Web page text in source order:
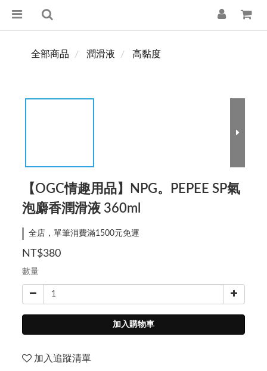
全部商品 潤滑液 高黏度
【OGC情趣用品】NPG。PEPEE SP氣
泡麝香潤滑液 360ml
全店，單筆消費滿1500元免運
NT$380
數量
加入購物車
加入追蹤清單